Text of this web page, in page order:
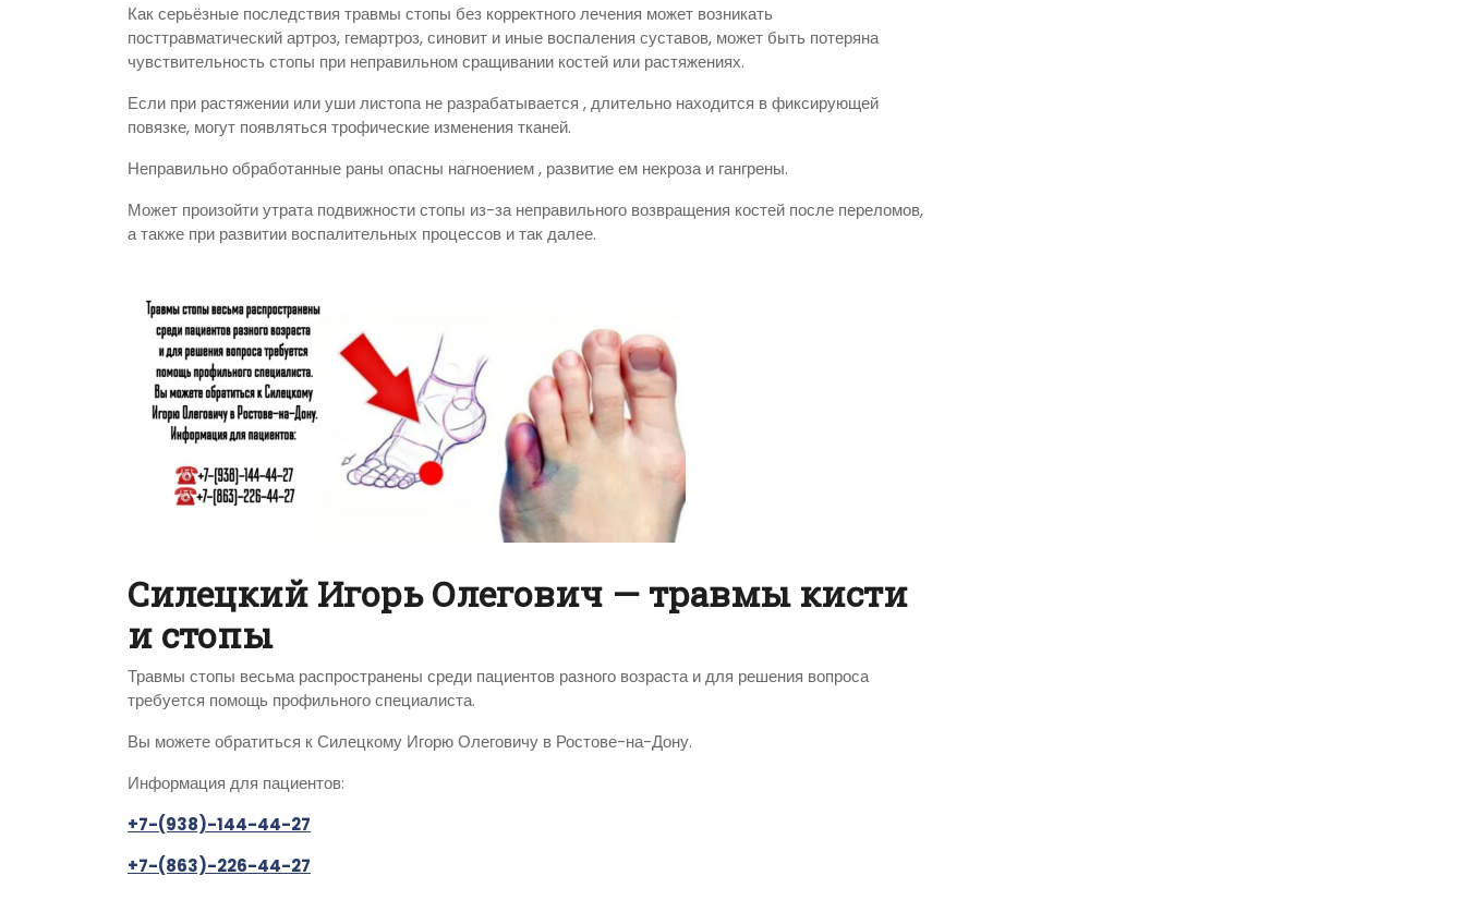
Как серьёзные последствия травмы стопы без корректного лечения может возникать
посттравматический артроз, гемартроз, синовит и иные воспаления суставов, может быть потеряна
чувствительность стопы при неправильном сращивании костей или растяжениях.
Если при растяжении или уши листопа не разрабатывается , длительно находится в фиксирующей
повязке, могут появляться трофические изменения тканей.
Неправильно обработанные раны опасны нагноением , развитие ем некроза и гангрены.
Может произойти утрата подвижности стопы из-за неправильного возвращения костей после переломов,
а также при развитии воспалительных процессов и так далее.
Силецкий Игорь Олегович — травмы кисти
и стопы
Травмы стопы весьма распространены среди пациентов разного возраста и для решения вопроса
требуется помощь профильного специалиста.
Вы можете обратиться к Силецкому Игорю Олеговичу в Ростове-на-Дону.
Информация для пациентов:
+7-(938)-144-44-27
+7-(863)-226-44-27